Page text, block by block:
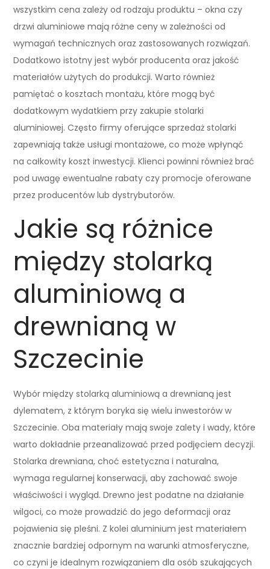
wszystkim cena zależy od rodzaju produktu – okna czy
drzwi aluminiowe mają różne ceny w zależności od
wymagań technicznych oraz zastosowanych rozwiązań.
Dodatkowo istotny jest wybór producenta oraz jakość
materiałów użytych do produkcji. Warto również
pamiętać o kosztach montażu, które mogą być
dodatkowym wydatkiem przy zakupie stolarki
aluminiowej. Często firmy oferujące sprzedaż stolarki
zapewniają także usługi montażowe, co może wpłynąć
na całkowity koszt inwestycji. Klienci powinni również brać
pod uwagę ewentualne rabaty czy promocje oferowane
przez producentów lub dystrybutorów.
Jakie są różnice
między stolarką
aluminiową a
drewnianą w
Szczecinie
Wybór między stolarką aluminiową a drewnianą jest
dylematem, z którym boryka się wielu inwestorów w
Szczecinie. Oba materiały mają swoje zalety i wady, które
warto dokładnie przeanalizować przed podjęciem decyzji.
Stolarka drewniana, choć estetyczna i naturalna,
wymaga regularnej konserwacji, aby zachować swoje
właściwości i wygląd. Drewno jest podatne na działanie
wilgoci, co może prowadzić do jego deformacji oraz
pojawienia się pleśni. Z kolei aluminium jest materiałem
znacznie bardziej odpornym na warunki atmosferyczne,
co czyni je idealnym rozwiązaniem dla osób szukających